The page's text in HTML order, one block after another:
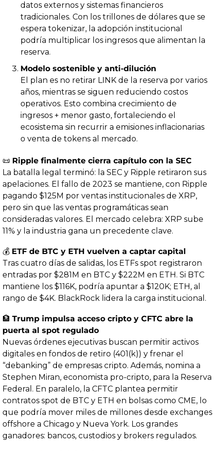
datos externos y sistemas financieros
tradicionales. Con los trillones de dólares que se
espera tokenizar, la adopción institucional
podría multiplicar los ingresos que alimentan la
reserva.
Modelo sostenible y anti-dilución
El plan es no retirar LINK de la reserva por varios
años, mientras se siguen reduciendo costos
operativos. Esto combina crecimiento de
ingresos + menor gasto, fortaleciendo el
ecosistema sin recurrir a emisiones inflacionarias
o venta de tokens al mercado.
📜 Ripple finalmente cierra capítulo con la SEC
La batalla legal terminó: la SEC y Ripple retiraron sus
apelaciones. El fallo de 2023 se mantiene, con Ripple
pagando $125M por ventas institucionales de XRP,
pero sin que las ventas programáticas sean
consideradas valores. El mercado celebra: XRP sube
11% y la industria gana un precedente clave.
💰 ETF de BTC y ETH vuelven a captar capital
Tras cuatro días de salidas, los ETFs spot registraron
entradas por $281M en BTC y $222M en ETH. Si BTC
mantiene los $116K, podría apuntar a $120K; ETH, al
rango de $4K. BlackRock lidera la carga institucional.
🏦 Trump impulsa acceso cripto y CFTC abre la
puerta al spot regulado
Nuevas órdenes ejecutivas buscan permitir activos
digitales en fondos de retiro (401(k)) y frenar el
“debanking” de empresas cripto. Además, nomina a
Stephen Miran, economista pro-cripto, para la Reserva
Federal. En paralelo, la CFTC plantea permitir
contratos spot de BTC y ETH en bolsas como CME, lo
que podría mover miles de millones desde exchanges
offshore a Chicago y Nueva York. Los grandes
ganadores: bancos, custodios y brokers regulados.